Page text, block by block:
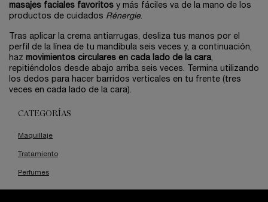
masajes faciales favoritos y más fáciles va de la mano de los
productos de cuidados Rénergie
Tras aplicar la crema antiarrugas, desliza tus manos por el
perfil de la línea de tu mandíbula seis veces y, a continuación,
haz movimientos circulares en cada lado de la cara,
repitiéndolos desde abajo arriba seis veces. Termina utilizando
los dedos para hacer barridos verticales en tu frente (tres
veces en cada lado de la cara).
CATEGORÍAS
Maquillaje
Tratamiento
Perfumes